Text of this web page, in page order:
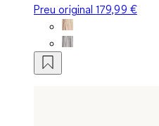
Preu original179,99 €